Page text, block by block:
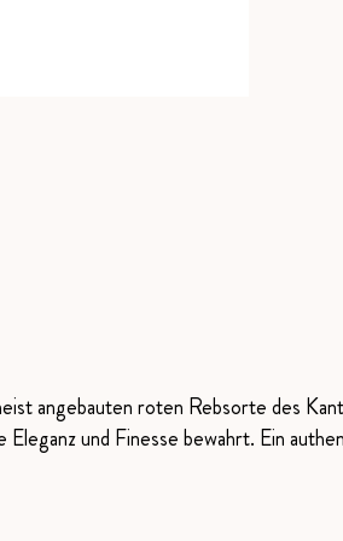
angebauten roten Rebsorte des
und Finesse bewahrt. Ein